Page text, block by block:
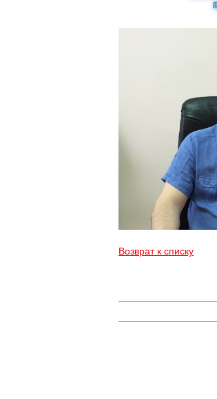
Возврат к списку